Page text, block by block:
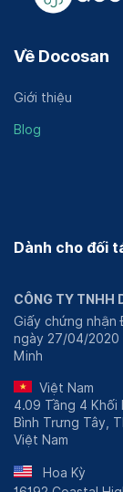
Về Docosan
Giới thiệu
Blog
Dành cho đối
CÔNG TY TNHH
Giấy chứng nhận
ngày 27/04/2020
Minh
Việt Nam
4.09 Tầng 4 Khối
Bình Trưng Tây,
Việt Nam
Hoa Kỳ